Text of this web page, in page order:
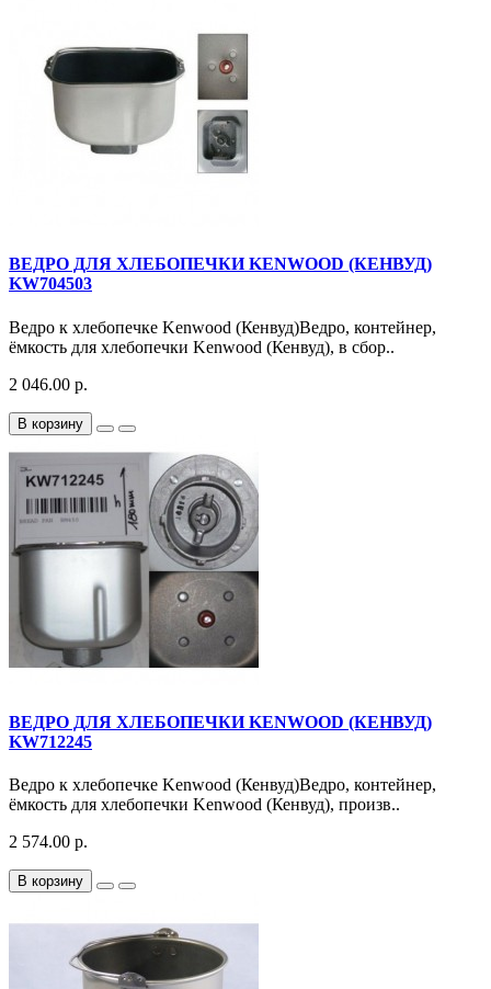
ВЕДРО ДЛЯ ХЛЕБОПЕЧКИ KENWOOD (КЕНВУД)
KW704503
Ведро к хлебопечке Kenwood (Кенвуд)Ведро, контейнер,
ёмкость для хлебопечки Kenwood (Кенвуд), в сбор..
2 046.00 р.
В корзину
ВЕДРО ДЛЯ ХЛЕБОПЕЧКИ KENWOOD (КЕНВУД)
KW712245
Ведро к хлебопечке Kenwood (Кенвуд)Ведро, контейнер,
ёмкость для хлебопечки Kenwood (Кенвуд), произв..
2 574.00 р.
В корзину